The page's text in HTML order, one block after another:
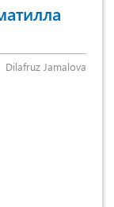
Dilafruz Jamalova